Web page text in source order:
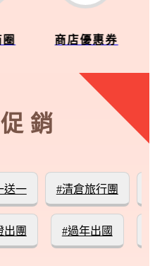
商店優惠券
銷
送一
出團
#清倉旅行團
#過年出國